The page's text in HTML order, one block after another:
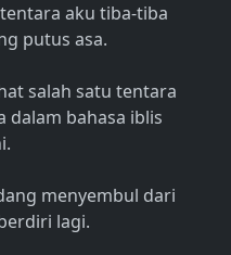
aku tiba-tiba
putus asa.
salah satu tentara
dalam bahasa iblis
menyembul dari
lagi.